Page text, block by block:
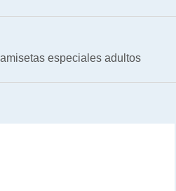
especiales adultos